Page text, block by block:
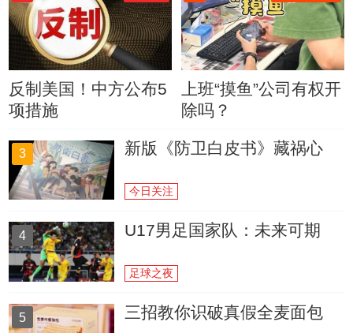
反制美国！中方公布5
项措施
上班“摸鱼”公司有权开
除吗？
3 新版《防卫白皮书》藏祸心
今日关注
4 U17男足国家队：未来可期
足球之夜
5 三招教你识破真假全麦面包